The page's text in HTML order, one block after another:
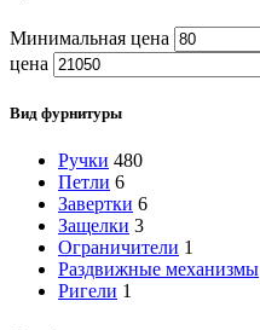
Минимальная цена
цена
Вид фурнитуры
Ручки 480
Петли 6
Завертки 6
Защелки 3
Ограничители 1
Раздвижные механизмы
Ригели 1